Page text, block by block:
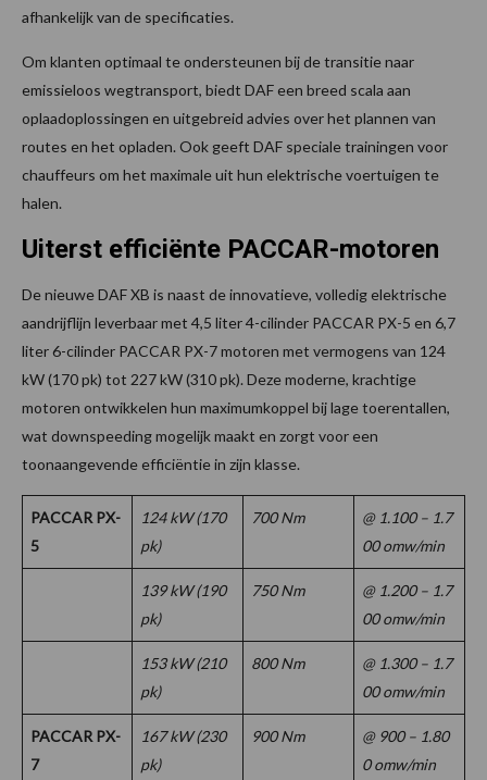
afhankelijk van de specificaties.
Om klanten optimaal te ondersteunen bij de transitie naar
emissieloos wegtransport, biedt DAF een breed scala aan
oplaadoplossingen en uitgebreid advies over het plannen van
routes en het opladen. Ook geeft DAF speciale trainingen voor
chauffeurs om het maximale uit hun elektrische voertuigen te
halen.
Uiterst efficiënte PACCAR-motoren
De nieuwe DAF XB is naast de innovatieve, volledig elektrische
aandrijflijn leverbaar met 4,5 liter 4-cilinder PACCAR PX-5 en 6,7
liter 6-cilinder PACCAR PX-7 motoren met vermogens van 124
kW (170 pk) tot 227 kW (310 pk). Deze moderne, krachtige
motoren ontwikkelen hun maximumkoppel bij lage toerentallen,
wat downspeeding mogelijk maakt en zorgt voor een
toonaangevende efficiëntie in zijn klasse.
PACCAR PX-
5
124 kW (170
pk)
700 Nm
@ 1.100 – 1.7
00 omw/min
139 kW (190
pk)
750 Nm
@ 1.200 – 1.7
00 omw/min
153 kW (210
pk)
800 Nm
@ 1.300 – 1.7
00 omw/min
PACCAR PX-
7
167 kW (230
pk)
900 Nm
@ 900 – 1.80
0 omw/min